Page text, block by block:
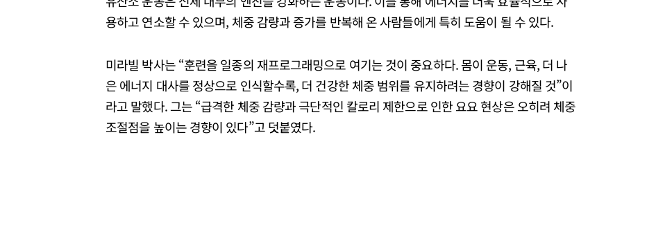
용하고 연소할 수 있으며, 체중 감량과 증가를 반복해 온 사람들에게 특히 도움이 될 수 있다.
미라빌 박사는 “훈련을 일종의 재프로그래밍으로 여기는 것이 중요하다. 몸이 운동, 근육, 더 나
은 에너지 대사를 정상으로 인식할수록, 더 건강한 체중 범위를 유지하려는 경향이 강해질 것”이
라고 말했다. 그는 “급격한 체중 감량과 극단적인 칼로리 제한으로 인한 요요 현상은 오히려 체중
조절점을 높이는 경향이 있다”고 덧붙였다.